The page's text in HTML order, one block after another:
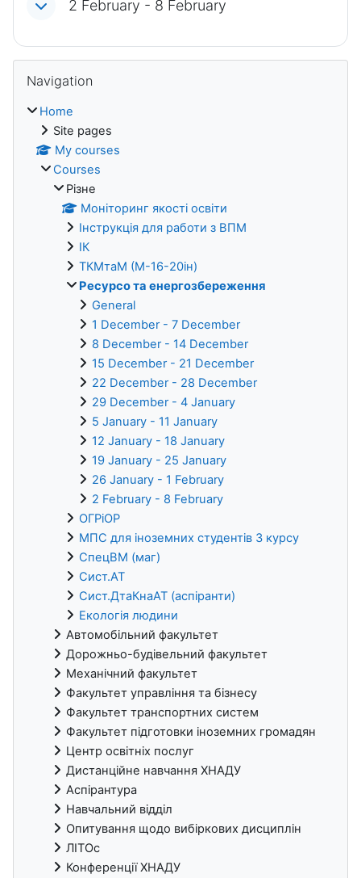
2 February - 8 February
Blocks
Navigation
Home
Site pages
My courses
Courses
Різне
Моніторинг якості освіти
Інструкція для работи з ВПМ
ІК
ТКМтаМ (М-16-20ін)
Ресурсо та енергозбереження
General
1 December - 7 December
8 December - 14 December
15 December - 21 December
22 December - 28 December
29 December - 4 January
5 January - 11 January
12 January - 18 January
19 January - 25 January
26 January - 1 February
2 February - 8 February
ОГРіОР
МПС для іноземних студентів 3 курсу
СпецВМ (маг)
Сист.АТ
Сист.ДтаКнаАТ (аспіранти)
Екологія людини
Автомобільний факультет
Дорожньо-будівельний факультет
Механічний факультет
Факультет управління та бізнесу
Факультет транспортних систем
Факультет підготовки іноземних громадян
Центр освітніх послуг
Дистанційне навчання ХНАДУ
Аспірантура
Навчальний відділ
Опитування щодо вибіркових дисциплін
ЛІТОс
Конференції ХНАДУ